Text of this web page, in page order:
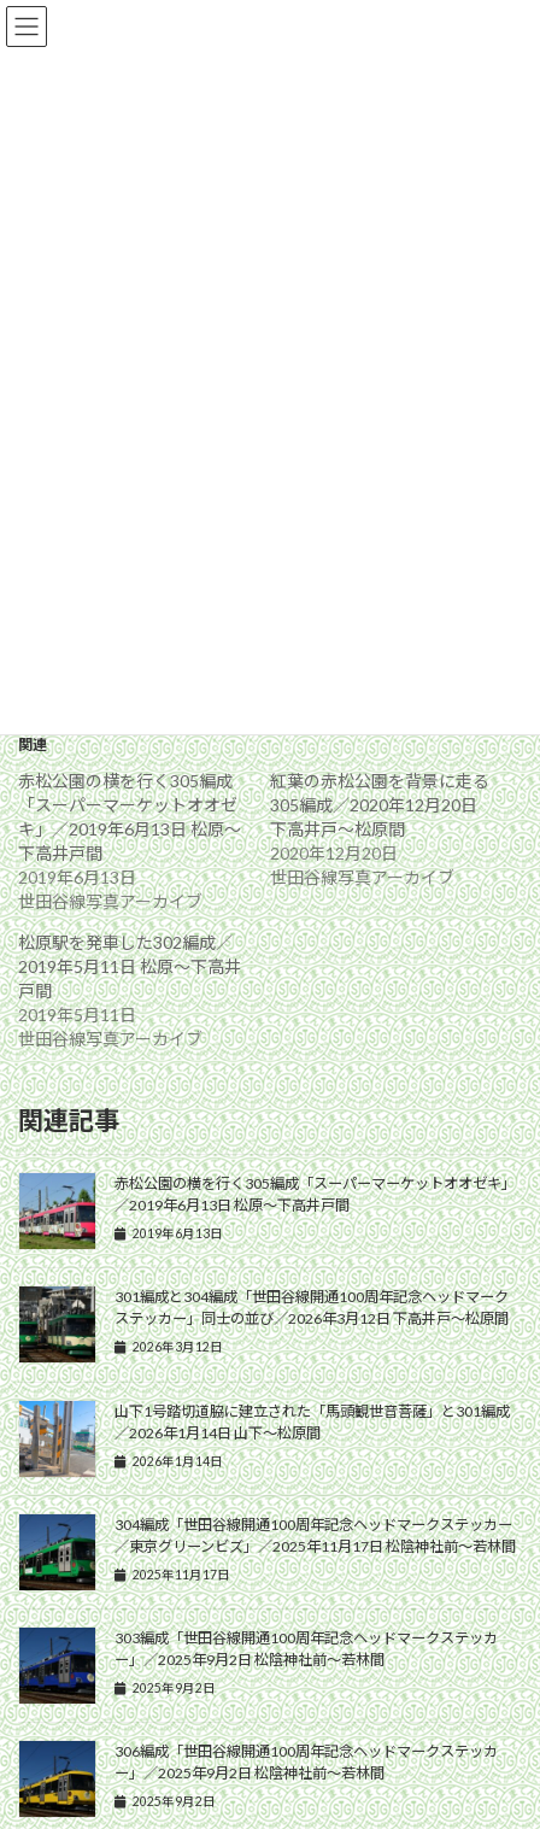
コ
ン
ナ
ビ
関連
赤松公園の横を行く305編成
「スーパーマーケットオオゼ
キ」／2019年6月13日 松原〜
下高井戸間
2019年6月13日
世田谷線写真アーカイブ
紅葉の赤松公園を背景に走る
305編成／2020年12月20日
下高井戸〜松原間
2020年12月20日
世田谷線写真アーカイブ
松原駅を発車した302編成／
2019年5月11日 松原〜下高井
戸間
2019年5月11日
世田谷線写真アーカイブ
関連記事
赤松公園の横を行く305編成「スーパーマーケットオオゼキ」
／2019年6月13日 松原〜下高井戸間
2019年6月13日
301編成と304編成「世田谷線開通100周年記念ヘッドマーク
ステッカー」同士の並び／2026年3月12日 下高井戸〜松原間
2026年3月12日
山下1号踏切道脇に建立された「馬頭観世音菩薩」と301編成
／2026年1月14日 山下〜松原間
2026年1月14日
304編成「世田谷線開通100周年記念ヘッドマークステッカー
／東京グリーンビズ」／2025年11月17日 松陰神社前〜若林間
2025年11月17日
303編成「世田谷線開通100周年記念ヘッドマークステッカ
ー」／2025年9月2日 松陰神社前〜若林間
2025年9月2日
306編成「世田谷線開通100周年記念ヘッドマークステッカ
ー」／2025年9月2日 松陰神社前〜若林間
2025年9月2日